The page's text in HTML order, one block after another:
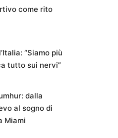
come rito
“Siamo più
tutto sui nervi”
dalla
al sogno di
Miami